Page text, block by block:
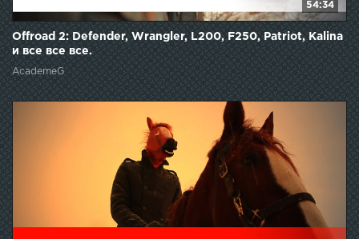
54:34
Offroad 2: Defender, Wrangler, L200, F250, Patriot, Kalina
и все все все.
AcademeG